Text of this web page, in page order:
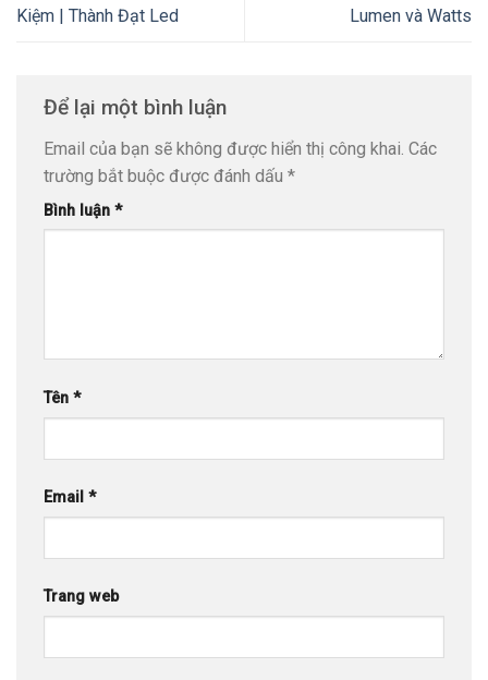
Kiệm | Thành Đạt Led
Lumen và Watts
Để lại một bình luận
Email của bạn sẽ không được hiển thị công khai. Các
trường bắt buộc được đánh dấu *
Bình luận *
Tên *
Email *
Trang web